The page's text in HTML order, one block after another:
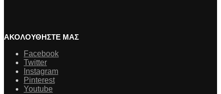
ΑΚΟΛΟΥΘΗΣΤΕ ΜΑΣ
Facebook
Twitter
Instagram
Pinterest
Youtube